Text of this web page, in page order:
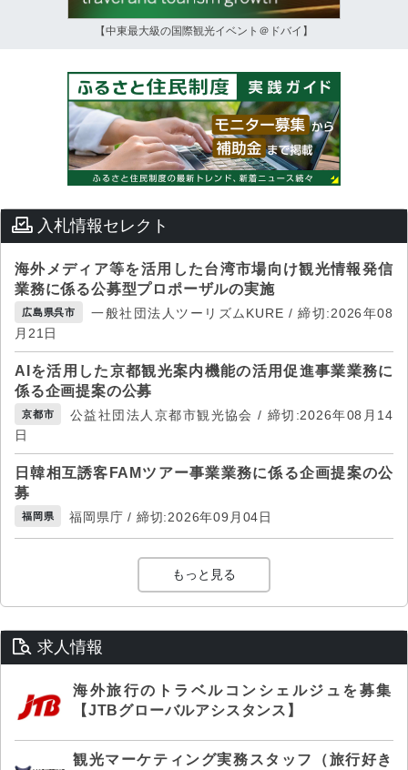
【中東最大級の国際観光イベント＠ドバイ】
入札情報セレクト
海外メディア等を活用した台湾市場向け観光情報発信
業務に係る公募型プロポーザルの実施
広島県呉市
一般社団法人ツーリズムKURE / 締切:2026年08
月21日
AIを活用した京都観光案内機能の活用促進事業業務に
係る企画提案の公募
京都市
公益社団法人京都市観光協会 / 締切:2026年08月14
日
日韓相互誘客FAMツアー事業業務に係る企画提案の公
募
福岡県 福岡県庁 / 締切:2026年09月04日
もっと見る
求人情報
海外旅行のトラベルコンシェルジュを募集
【JTBグローバルアシスタンス】
観光マーケティング実務スタッフ（旅行好き